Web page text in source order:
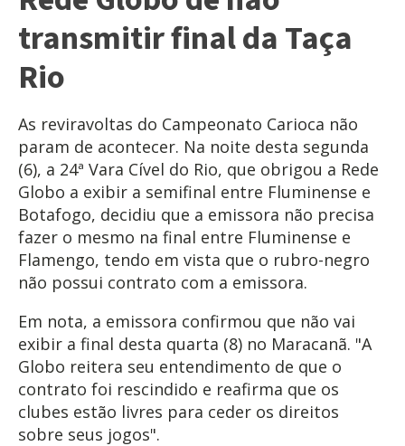
transmitir final da Taça
Rio
As reviravoltas do Campeonato Carioca não
param de acontecer. Na noite desta segunda
(6), a 24ª Vara Cível do Rio, que obrigou a Rede
Globo a exibir a semifinal entre Fluminense e
Botafogo, decidiu que a emissora não precisa
fazer o mesmo na final entre Fluminense e
Flamengo, tendo em vista que o rubro-negro
não possui contrato com a emissora.
Em nota, a emissora confirmou que não vai
exibir a final desta quarta (8) no Maracanã. "A
Globo reitera seu entendimento de que o
contrato foi rescindido e reafirma que os
clubes estão livres para ceder os direitos
sobre seus jogos".